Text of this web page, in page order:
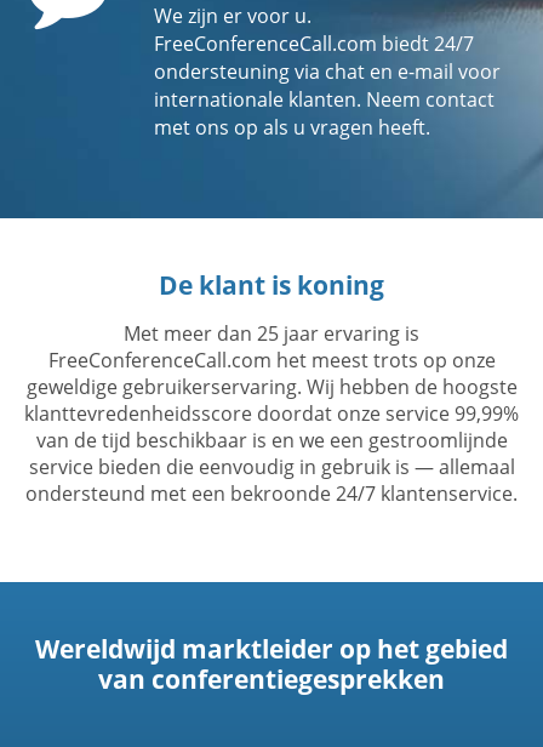
We zijn er voor u.
FreeConferenceCall.com biedt 24/7
ondersteuning via chat en e-mail voor
internationale klanten. Neem contact
met ons op als u vragen heeft.
De klant is koning
Met meer dan 25 jaar ervaring is
FreeConferenceCall.com het meest trots op onze
geweldige gebruikerservaring. Wij hebben de hoogste
klanttevredenheidsscore doordat onze service 99,99%
van de tijd beschikbaar is en we een gestroomlijnde
service bieden die eenvoudig in gebruik is — allemaal
ondersteund met een bekroonde 24/7 klantenservice.
Wereldwijd marktleider op het gebied
van conferentiegesprekken